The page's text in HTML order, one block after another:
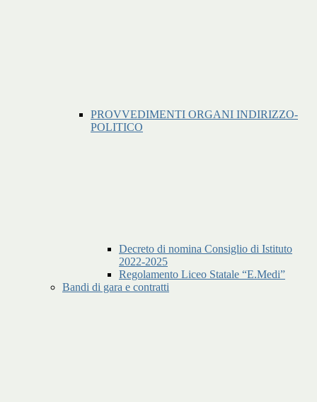
PROVVEDIMENTI ORGANI INDIRIZZO-
POLITICO
Decreto di nomina Consiglio di Istituto
2022-2025
Regolamento Liceo Statale “E.Medi”
Bandi di gara e contratti